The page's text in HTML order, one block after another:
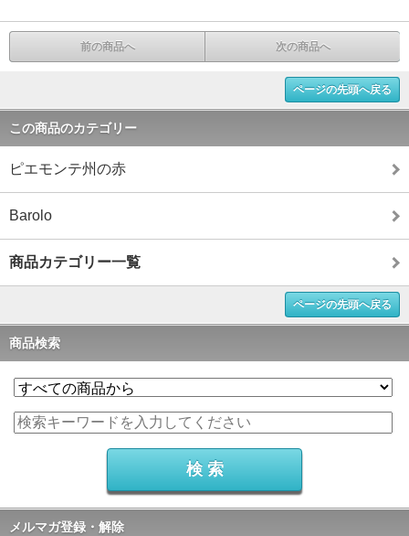
前の商品へ 次の商品へ
ページの先頭へ戻る
この商品のカテゴリー
ピエモンテ州の赤
Barolo
商品カテゴリー一覧
ページの先頭へ戻る
商品検索
メルマガ登録・解除